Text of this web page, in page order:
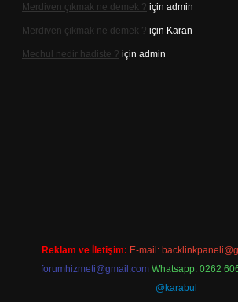
Merdiven çıkmak ne demek ? için admin
Merdiven çıkmak ne demek ? için Karan
Mechul nedir hadiste ? için admin
Reklam ve İletişim: E-mail:
forumhizmeti@gmail.com Whatsapp: 0262
@karabul